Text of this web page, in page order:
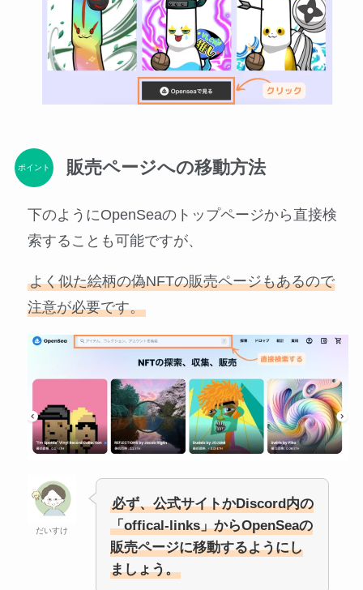
ポイント 販売ページへの移動方法
下のようにOpenSeaのトップページから直接検
索することも可能ですが、
よく似た絵柄の偽NFTの販売ページもあるので
注意が必要です。
だいすけ
必ず、公式サイトかDiscord内の
「offical-links」からOpenSeaの
販売ページに移動するようにし
ましょう。